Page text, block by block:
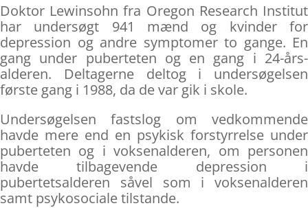
Doktor Lewinsohn fra Oregon Research Institut
har undersøgt 941 mænd og kvinder for
depression og andre symptomer to gange. En
gang under puberteten og en gang i 24-års-
alderen. Deltagerne deltog i undersøgelsen
første gang i 1988, da de var gik i skole.
Undersøgelsen fastslog om vedkommende
havde mere end en psykisk forstyrrelse under
puberteten og i voksenalderen, om personen
havde tilbagevende depression i
pubertetsalderen såvel som i voksenalderen
samt psykosociale tilstande.